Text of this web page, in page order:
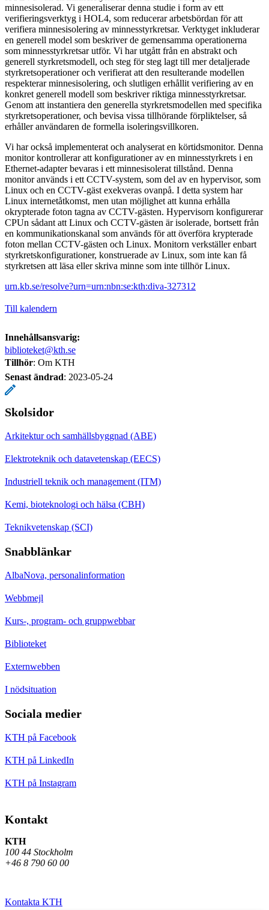
minnesisolerad. Vi generaliserar denna studie i form av ett
verifieringsverktyg i HOL4, som reducerar arbetsbördan för att
verifiera minnesisolering av minnesstyrkretsar. Verktyget inkluderar
en generell model som beskriver de gemensamma operationerna
som minnesstyrkretsar utför. Vi har utgått från en abstrakt och
generell styrkretsmodell, och steg för steg lagt till mer detaljerade
styrkretsoperationer och verifierat att den resulterande modellen
respekterar minnesisolering, och slutligen erhållit verifiering av en
konkret generell modell som beskriver riktiga minnesstyrkretsar.
Genom att instantiera den generella styrkretsmodellen med specifika
styrkretsoperationer, och bevisa vissa tillhörande förpliktelser, så
erhåller användaren de formella isoleringsvillkoren.
Vi har också implementerat och analyserat en körtidsmonitor. Denna
monitor kontrollerar att konfigurationer av en minnesstyrkrets i en
Ethernet-adapter bevaras i ett minnesisolerat tillstånd. Denna
monitor används i ett CCTV-system, som del av en hypervisor, som
Linux och en CCTV-gäst exekveras ovanpå. I detta system har
Linux internetåtkomst, men utan möjlighet att kunna erhålla
okrypterade foton tagna av CCTV-gästen. Hypervisorn konfigurerar
CPUn sådant att Linux och CCTV-gästen är isolerade, bortsett från
en kommunikationskanal som används för att överföra krypterade
foton mellan CCTV-gästen och Linux. Monitorn verkställer enbart
styrkretskonfigurationer, konstruerade av Linux, som inte kan få
styrkretsen att läsa eller skriva minne som inte tillhör Linux.
urn.kb.se/resolve?urn=urn:nbn:se:kth:diva-327312
Till kalendern
Innehållsansvarig:
biblioteket@kth.se
Tillhör: Om KTH
Senast ändrad: 2023-05-24
Skolsidor
Arkitektur och samhällsbyggnad (ABE)
Elektroteknik och datavetenskap (EECS)
Industriell teknik och management (ITM)
Kemi, bioteknologi och hälsa (CBH)
Teknikvetenskap (SCI)
Snabblänkar
AlbaNova, personalinformation
Webbmejl
Kurs-, program- och gruppwebbar
Biblioteket
Externwebben
I nödsituation
Sociala medier
KTH på Facebook
KTH på LinkedIn
KTH på Instagram
Kontakt
KTH
100 44 Stockholm
+46 8 790 60 00
Kontakta KTH